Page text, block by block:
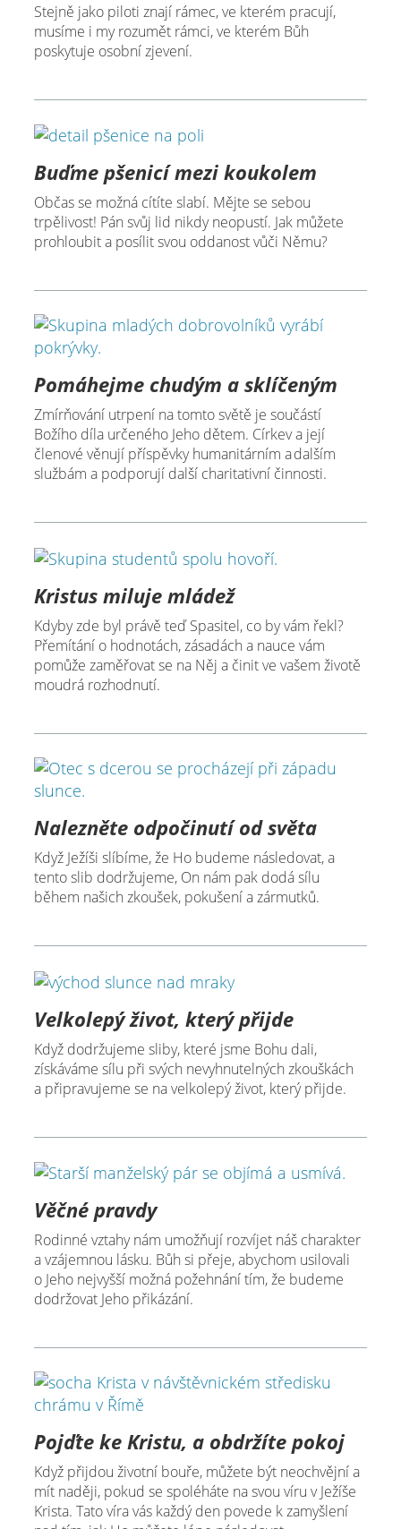
Stejně jako piloti znají rámec, ve kterém pracují,
musíme i my rozumět rámci, ve kterém Bůh
poskytuje osobní zjevení.
Buďme pšenicí mezi koukolem
Občas se možná cítíte slabí. Mějte se sebou
trpělivost! Pán svůj lid nikdy neopustí. Jak můžete
prohloubit a posílit svou oddanost vůči Němu?
Pomáhejme chudým a sklíčeným
Zmírňování utrpení na tomto světě je součástí
Božího díla určeného Jeho dětem. Církev a její
členové věnují příspěvky humanitárním a dalším
službám a podporují další charitativní činnosti.
Kristus miluje mládež
Kdyby zde byl právě teď Spasitel, co by vám řekl?
Přemítání o hodnotách, zásadách a nauce vám
pomůže zaměřovat se na Něj a činit ve vašem životě
moudrá rozhodnutí.
Nalezněte odpočinutí od světa
Když Ježíši slíbíme, že Ho budeme následovat, a
tento slib dodržujeme, On nám pak dodá sílu
během našich zkoušek, pokušení a zármutků.
Velkolepý život, který přijde
Když dodržujeme sliby, které jsme Bohu dali,
získáváme sílu při svých nevyhnutelných zkouškách
a připravujeme se na velkolepý život, který přijde.
Věčné pravdy
Rodinné vztahy nám umožňují rozvíjet náš charakter
a vzájemnou lásku. Bůh si přeje, abychom usilovali
o Jeho nejvyšší možná požehnání tím, že budeme
dodržovat Jeho přikázání.
Pojďte ke Kristu, a obdržíte pokoj
Když přijdou životní bouře, můžete být neochvějní a
mít naději, pokud se spoléháte na svou víru v Ježíše
Krista. Tato víra vás každý den povede k zamyšlení